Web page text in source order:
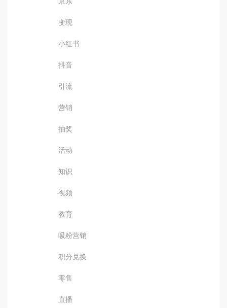
变现
小红书
抖音
引流
营销
抽奖
活动
知识
视频
教育
吸粉营销
积分兑换
零售
直播